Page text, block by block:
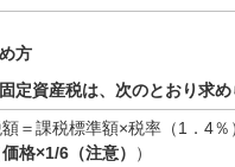
方
定資産税は、次のとおり求め
＝課税標準額×税率（1．4％
価格×1/6（注意）
）